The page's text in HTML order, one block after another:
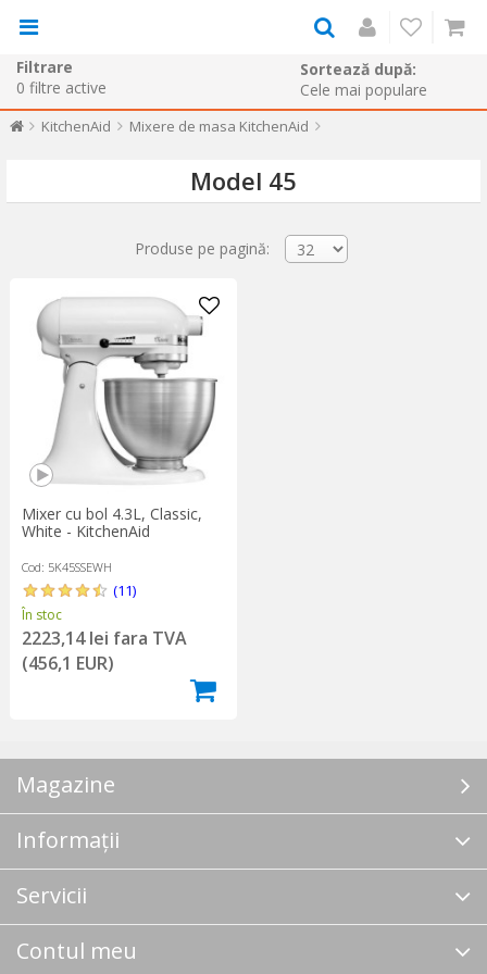
Filtrare
0 filtre active
Sortează după:
KitchenAid Mixere de masa KitchenAid
Model 45
Produse pe pagină:
Mixer cu bol 4.3L, Classic,
White - KitchenAid
Cod: 5K45SSEWH
(11)
În stoc
2223,14 lei fara TVA
(456,1 EUR)
Magazine
Informații
Servicii
Contul meu